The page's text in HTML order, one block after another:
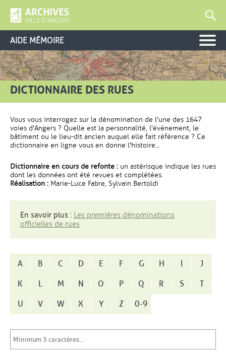
AIDE MÉMOIRE
DICTIONNAIRE DES RUES
Vous vous interrogez sur la dénomination de l'une des 1647
voies d'Angers ? Quelle est la personnalité, l'événement, le
bâtiment ou le lieu-dit ancien auquel elle fait référence ? Ce
dictionnaire en ligne vous en donne l'histoire...
Dictionnaire en cours de refonte : un astérisque indique les rues
dont les données ont été revues et complétées.
Réalisation : Marie-Luce Fabre, Sylvain Bertoldi
En savoir plus : Les premières dénominations
officielles de rues
A B C D E F G H I
J
K
L M N O P Q R S
T
U
V W X Y Z 0-9